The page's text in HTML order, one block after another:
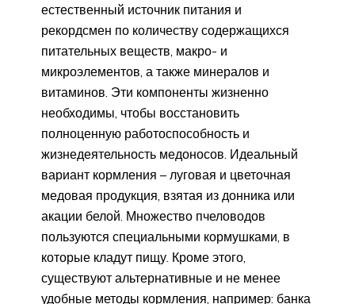
естественный источник питания и
рекордсмен по количеству содержащихся
питательных веществ, макро- и
микроэлементов, а также минералов и
витаминов. Эти компоненты жизненно
необходимы, чтобы восстановить
полноценную работоспособность и
жизнедеятельность медоносов. Идеальный
вариант кормления – луговая и цветочная
медовая продукция, взятая из донника или
акации белой. Множество пчеловодов
пользуются специальными кормушками, в
которые кладут пищу. Кроме этого,
существуют альтернативные и не менее
удобные методы кормления, например: банка